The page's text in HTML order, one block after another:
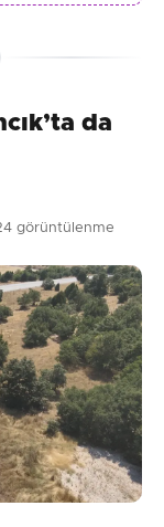
da
görüntülenme